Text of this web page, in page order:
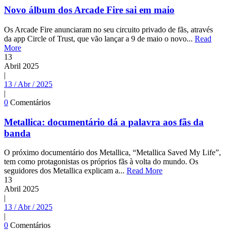
Novo álbum dos Arcade Fire sai em maio
Os Arcade Fire anunciaram no seu circuito privado de fãs, através
da app Circle of Trust, que vão lançar a 9 de maio o novo... Read
More
13
Abril 2025
|
13 / Abr / 2025
|
0 Comentários
Metallica: documentário dá a palavra aos fãs da
banda
O próximo documentário dos Metallica, “Metallica Saved My Life”,
tem como protagonistas os próprios fãs à volta do mundo. Os
seguidores dos Metallica explicam a... Read More
13
Abril 2025
|
13 / Abr / 2025
|
0 Comentários